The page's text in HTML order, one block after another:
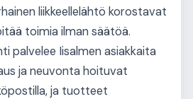
liikkeellelähtö korostavat
toimia ilman säätöä.
palvelee Iisalmen asiakkaita
ja neuvonta hoituvat
ja tuotteet